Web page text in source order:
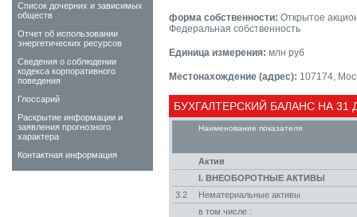
Список дочерних и зависимых
обществ
Отчет об использовании
энергетических ресурсов
Сведения о соблюдении
кодекса корпоративного
поведения
Глоссарий
Раскрытие информации и
заявления прогнозного
характера
Контактная информация
форма собственности: Открытое
Федеральная собственность
Единица измерения: млн руб
Местонахождение (адрес): 107174,
БУХГАЛТЕРСКИЙ БАЛАНС НА 31
Наименование показателя
Актив
I. ВНЕОБОРОТНЫЕ АКТИВЫ
3.2
Нематериальные активы
в том числе :